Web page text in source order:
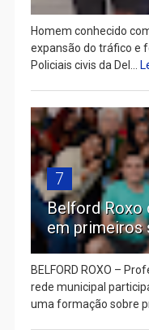
Homem conhecido
expansão do tráfico e
Policiais civis da Del...
7
Belford Roxo
em primeiros
BELFORD ROXO –
rede municipal
uma formação sobre